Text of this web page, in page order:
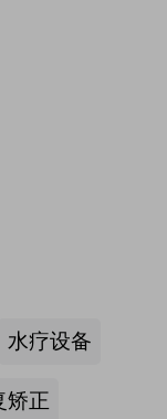
水疗设备
矫正
——中国医养融
-海尔智慧康养